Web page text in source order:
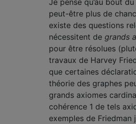
Je pense qu’au bout
peut-être plus de
existe des questions
nécessitent de grands
pour être résolues
travaux de Harvey
que certaines
théorie des graphes
grands axiomes
cohérence 1 de tels
exemples de Friedman